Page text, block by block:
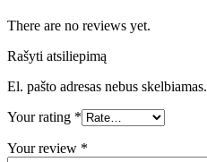
There are no reviews yet.
Rašyti atsiliepimą
El. pašto adresas nebus skelbiamas.
Your rating *
Your review *